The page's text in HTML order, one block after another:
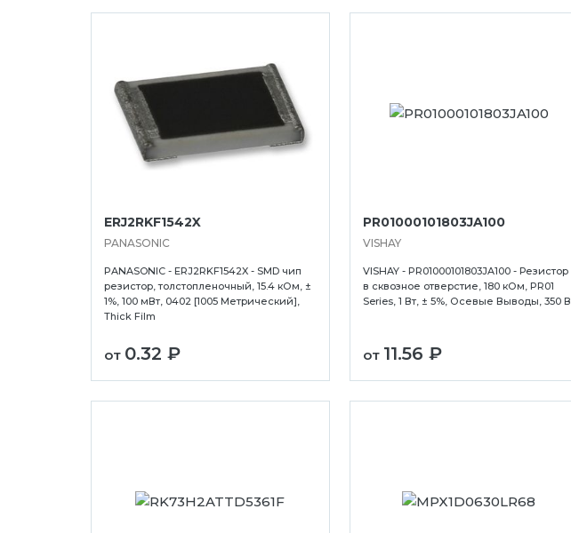
ERJ2RKF1542X
PANASONIC
PANASONIC - ERJ2RKF1542X - SMD чип
резистор, толстопленочный, 15.4 кОм, ±
1%, 100 мВт, 0402 [1005 Метрический],
Thick Film
от 0.32 ₽
PR01000101803JA100
VISHAY
VISHAY - PR01000101803JA100 - Резистор
в сквозное отверстие, 180 кОм, PR01
Series, 1 Вт, ± 5%, Осевые Выводы, 350 В
от 11.56 ₽